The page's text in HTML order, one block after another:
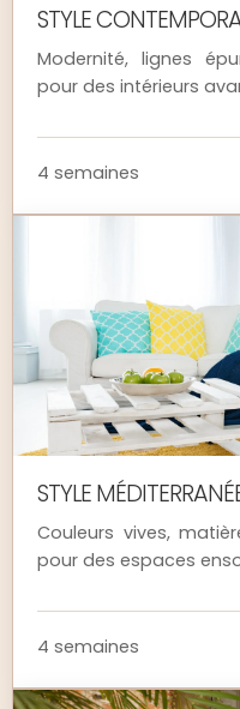
STYLE
Modernité, lignes
pour des intérieurs
4 semaines
STYLE
Couleurs vives,
pour des espaces
4 semaines